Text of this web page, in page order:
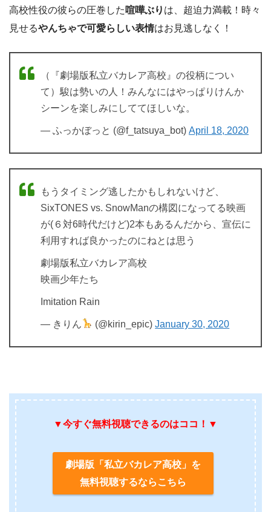
高校性役の彼らの圧巻した 喧嘩ぶり は、超迫力満載！時々
見せるやんちゃで可愛らしい表情はお見逃しなく！
（『劇場版私立バカレア高校』の役柄につい
て）駿は勢いの人！みんなにはやっぱりけんか
シーンを楽しみにしててほしいな。
— ふっかぼっと (@f_tatsuya_bot) April 18, 2020
もうタイミング逃したかもしれないけど、
SixTONES vs. SnowManの構図になってる映画
が(６対6時代だけど)2本もあるんだから、宣伝に
利用すれば良かったのにねとは思う
劇場版私立バカレア高校
映画少年たち
Imitation Rain
— きりん (@kirin_epic)January 30, 2020
▼今すぐ無料視聴できるのはココ！▼
劇場版「私立バカレア高校」を
無料視聴するならこちら